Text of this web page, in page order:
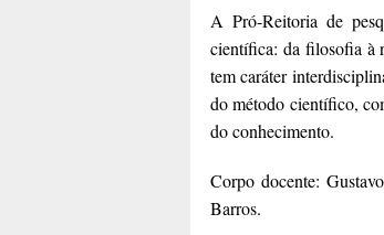
A Pró-Reitoria de
científica: da filosofia à
tem caráter
do método científico,
do conhecimento.
Corpo docente:
Barros.